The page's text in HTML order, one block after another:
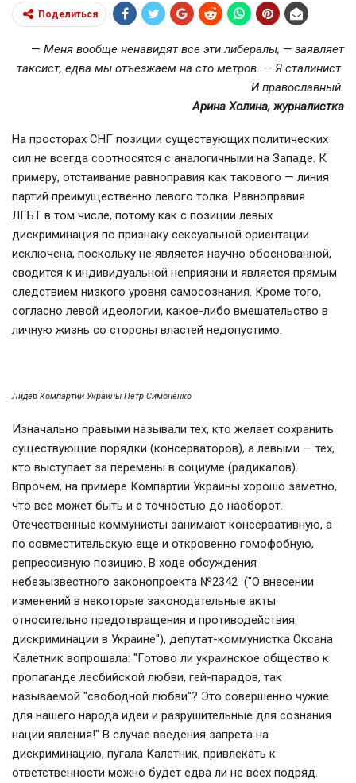
Поделиться
— Меня вообще ненавидят все эти либералы, — заявляет
таксист, едва мы отъезжаем на сто метров. — Я сталинист.
И православный.
Арина Холина, журналистка
На просторах СНГ позиции существующих политических
сил не всегда соотносятся с аналогичными на Западе. К
примеру, отстаивание равноправия как такового — линия
партий преимущественно левого толка. Равноправия
ЛГБТ в том числе, потому как с позиции левых
дискриминация по признаку сексуальной ориентации
исключена, поскольку не является научно обоснованной,
сводится к индивидуальной неприязни и является прямым
следствием низкого уровня самосознания. Кроме того,
согласно левой идеологии, какое-либо вмешательство в
личную жизнь со стороны властей недопустимо.
Лидер Компартии Украины Петр Симоненко
Изначально правыми называли тех, кто желает сохранить
существующие порядки (консерваторов), а левыми — тех,
кто выступает за перемены в социуме (радикалов).
Впрочем, на примере Компартии Украины хорошо заметно,
что все может быть и с точностью до наоборот.
Отечественные коммунисты занимают консервативную, а
по совместительскую еще и откровенно гомофобную,
репрессивную позицию. В ходе обсуждения
небезызвестного законопроекта №2342 ("О внесении
изменений в некоторые законодательные акты
относительно предотвращения и противодействия
дискриминации в Украине"), депутат-коммунистка Оксана
Калетник вопрошала: "Готово ли украинское общество к
пропаганде лесбийской любви, гей-парадов, так
называемой "свободной любви"? Это совершенно чужие
для нашего народа идеи и разрушительные для сознания
нации явления!" В случае введения запрета на
дискриминацию, пугала Калетник, привлекать к
ответственности можно будет едва ли не всех подряд.